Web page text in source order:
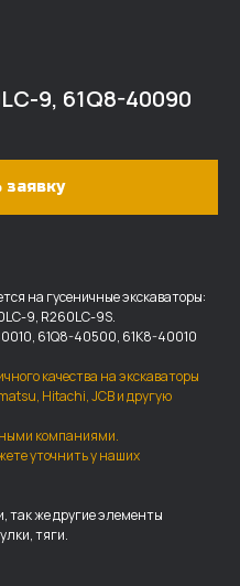
9, 61Q8-40090
заявку
на гусеничные экскаваторы:
9, R260LC-9S.
61Q8-40500, 61K8-40010
качества на экскаваторы
Hitachi, JCB и другую
компаниями.
уточнить у наших
так же другие элементы
тяги.